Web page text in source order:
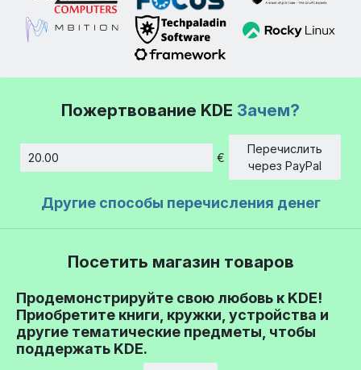
Пожертвование KDE Зачем?
€
Перечислить
через PayPal
Другие способы перечисления денег
Посетить магазин товаров
Продемонстрируйте свою любовь к KDE!
Приобретите книги, кружки, устройства и
другие тематические предметы, чтобы
поддержать KDE.